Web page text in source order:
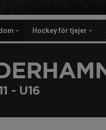
Hockey för tjejer
- U16